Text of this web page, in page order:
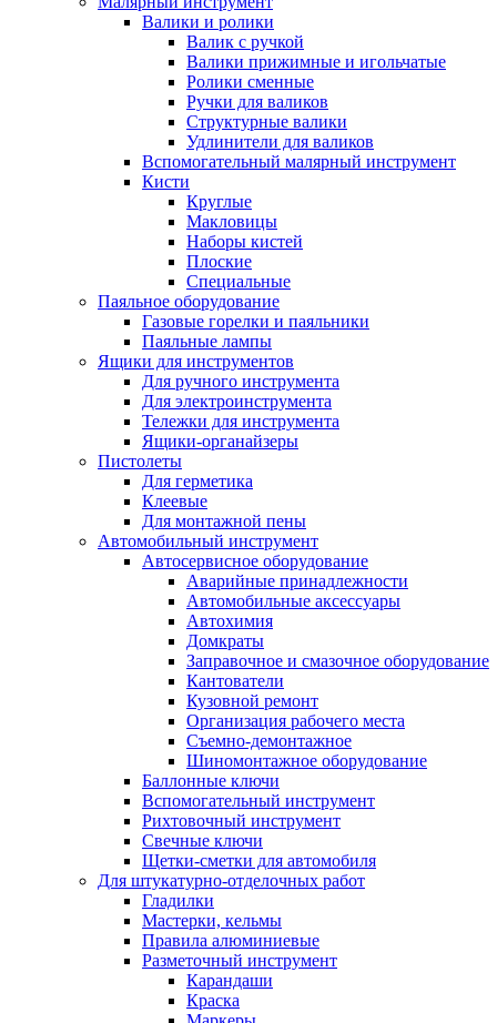
Валики и ролики
Валик с ручкой
Валики прижимные и игольчатые
Ролики сменные
Ручки для валиков
Структурные валики
Удлинители для валиков
Вспомогательный малярный инструмент
Кисти
Круглые
Макловицы
Наборы кистей
Плоские
Специальные
Паяльное оборудование
Газовые горелки и паяльники
Паяльные лампы
Ящики для инструментов
Для ручного инструмента
Для электроинструмента
Тележки для инструмента
Ящики-органайзеры
Пистолеты
Для герметика
Клеевые
Для монтажной пены
Автомобильный инструмент
Автосервисное оборудование
Аварийные принадлежности
Автомобильные аксессуары
Автохимия
Домкраты
Заправочное и смазочное оборудование
Кантователи
Кузовной ремонт
Организация рабочего места
Съемно-демонтажное
Шиномонтажное оборудование
Баллонные ключи
Вспомогательный инструмент
Рихтовочный инструмент
Свечные ключи
Щетки-сметки для автомобиля
Для штукатурно-отделочных работ
Гладилки
Мастерки, кельмы
Правила алюминиевые
Разметочный инструмент
Карандаши
Краска